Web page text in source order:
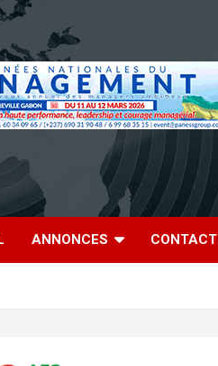
ANNONCES CONTACT